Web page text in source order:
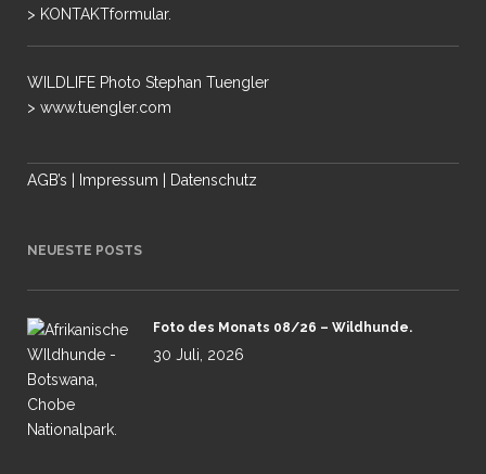
> KONTAKTformular.
WILDLIFE Photo Stephan Tuengler
> www.tuengler.com
AGB’s Impressum Datenschutz
NEUESTE POSTS
Foto des Monats 08/26 – Wildhunde.
30 Juli, 2026